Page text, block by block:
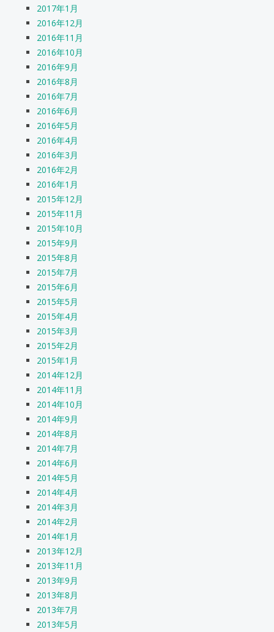
2017年1月
2016年12月
2016年11月
2016年10月
2016年9月
2016年8月
2016年7月
2016年6月
2016年5月
2016年4月
2016年3月
2016年2月
2016年1月
2015年12月
2015年11月
2015年10月
2015年9月
2015年8月
2015年7月
2015年6月
2015年5月
2015年4月
2015年3月
2015年2月
2015年1月
2014年12月
2014年11月
2014年10月
2014年9月
2014年8月
2014年7月
2014年6月
2014年5月
2014年4月
2014年3月
2014年2月
2014年1月
2013年12月
2013年11月
2013年9月
2013年8月
2013年7月
2013年5月